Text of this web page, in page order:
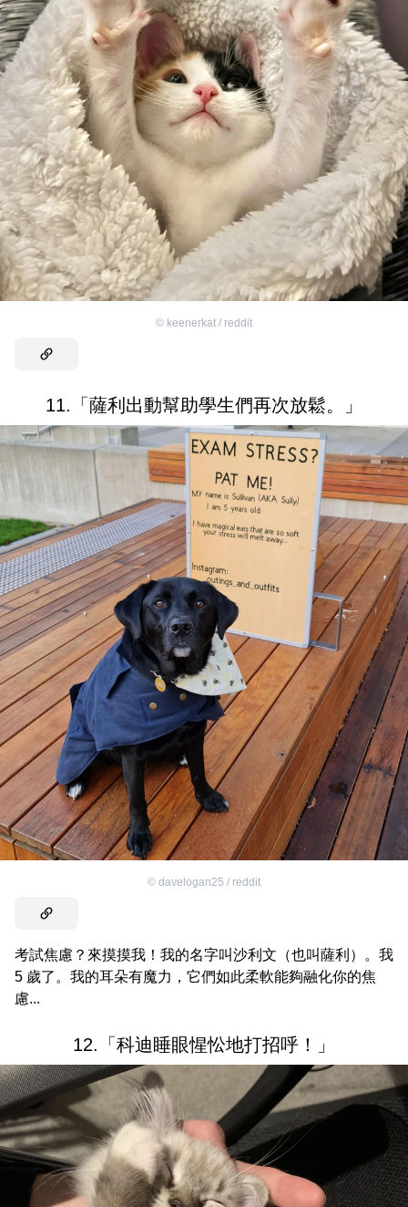
© keenerkat / reddit
11.「薩利出動幫助學生們再次放鬆。」
© davelogan25 / reddit
考試焦慮？來摸摸我！我的名字叫沙利文（也叫薩利）。我
5 歲了。我的耳朵有魔力，它們如此柔軟能夠融化你的焦
慮...
12.「科迪睡眼惺忪地打招呼！」